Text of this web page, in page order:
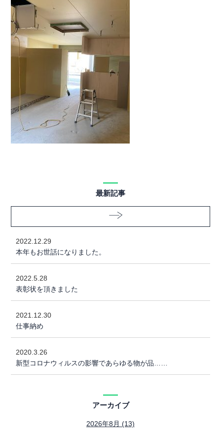
最新記事
2022.12.29
本年もお世話になりました。
2022.5.28
表彰状を頂きました
2021.12.30
仕事納め
2020.3.26
新型コロナウィルスの影響であらゆる物が品……
アーカイブ
2026年8月 (13)